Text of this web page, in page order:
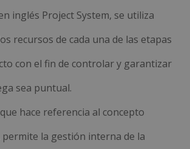
inglés Project System, se utiliza
recursos de cada una de las etapas
con el fin de controlar y garantizar
sea puntual.
que hace referencia al concepto
permite la gestión interna de la